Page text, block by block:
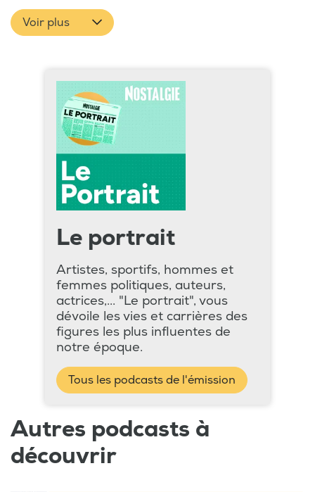
Voir plus
Le portrait
Artistes, sportifs, hommes et
femmes politiques, auteurs,
actrices,... "Le portrait", vous
dévoile les vies et carrières des
figures les plus influentes de
notre époque.
Tous les podcasts de l'émission
Autres podcasts à
découvrir